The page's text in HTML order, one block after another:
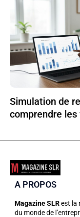
Simulation de
comprendre
A PROPOS
Magazine SLRest la
du monde de